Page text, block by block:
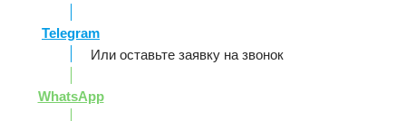
Telegram
Или оставьте заявку на звонок
WhatsApp